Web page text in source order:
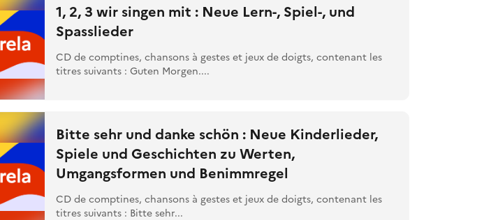
1, 2, 3 wir singen mit : Neue Lern-, Spiel-, und
Spasslieder
CD de comptines, chansons à gestes et jeux de doigts, contenant les
titres suivants : Guten Morgen....
Bitte sehr und danke schön : Neue Kinderlieder,
Spiele und Geschichten zu Werten,
Umgangsformen und Benimmregel
CD de comptines, chansons à gestes et jeux de doigts, contenant les
titres suivants : Bitte sehr...